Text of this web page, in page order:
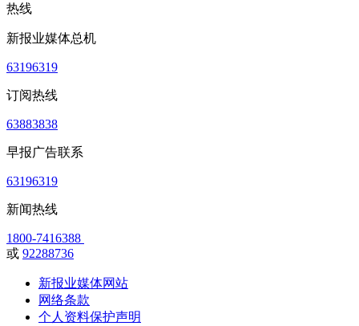
热线
新报业媒体总机
63196319
订阅热线
63883838
早报广告联系
63196319
新闻热线
1800-7416388
或 92288736
新报业媒体网站
网络条款
个人资料保护声明